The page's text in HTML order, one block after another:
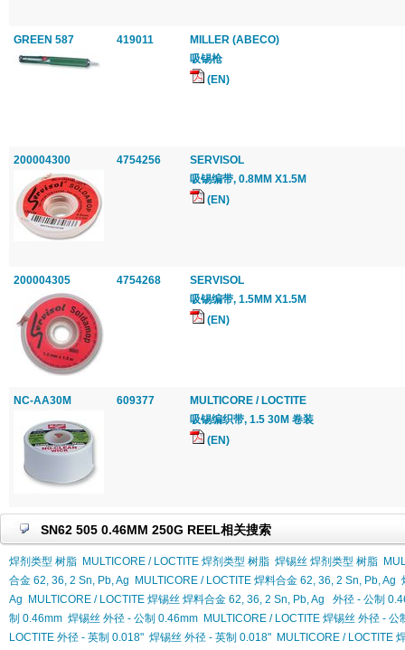
GREEN 587 419011
MILLER (ABECO)
吸锡枪
(EN)
200004300 4754256
SERVISOL
吸锡编带, 0.8MM X1.5M
(EN)
200004305 4754268
SERVISOL
吸锡编带, 1.5MM X1.5M
(EN)
NC-AA30M 609377
MULTICORE / LOCTITE
吸锡编织带, 1.5 30M 卷装
(EN)
SN62 505 0.46MM 250G REEL相关搜索
焊剂类型 树脂 MULTICORE / LOCTITE 焊剂类型 树脂 焊锡丝 焊剂类型 树脂
合金 62, 36, 2 Sn, Pb, Ag
MULTICORE / LOCTITE 焊料合金 62, 36, 2 Sn, Pb, Ag
Ag
MULTICORE / LOCTITE 焊锡丝 焊料合金 62, 36, 2 Sn, Pb, Ag
外径 - 公制
制 0.46mm 焊锡丝 外径 - 公制 0.46mm MULTICORE / LOCTITE 焊锡丝 外径 - 公
LOCTITE 外径 - 英制 0.018" 焊锡丝 外径 - 英制 0.018" MULTICORE / LOCTITE